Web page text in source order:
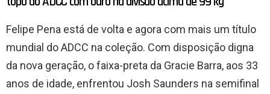
Felipe Pena está de volta e agora com mais um título
mundial do ADCC na coleção. Com disposição digna
da nova geração, o faixa-preta da Gracie Barra, aos 33
anos de idade, enfrentou Josh Saunders na semifinal